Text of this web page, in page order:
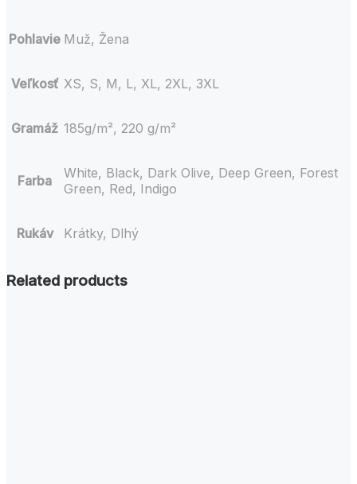
Pohlavie Muž, Žena
Veľkosť XS, S, M, L, XL, 2XL, 3XL
Gramáž 185g/m², 220 g/m²
Farba
White, Black, Dark Olive, Deep Green, Forest
Green, Red, Indigo
Rukáv Krátky, Dlhý
Related products